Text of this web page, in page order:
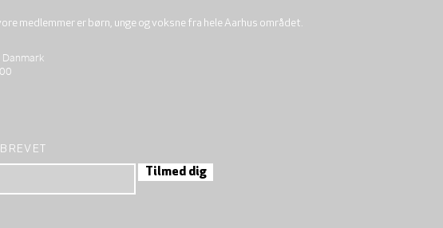
medlemmer er børn, unge og voksne fra hele Aarhus området.
Danmark
Tilmed dig